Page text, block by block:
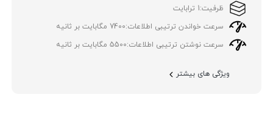
ظرفیت:1 ترابایت
سرعت خواندن ترتیبی اطلاعات:7400 مگابایت بر ثانیه
سرعت نوشتن ترتیبی اطلاعات:5500 مگابایت بر ثانیه
ویژگی های بیشتر